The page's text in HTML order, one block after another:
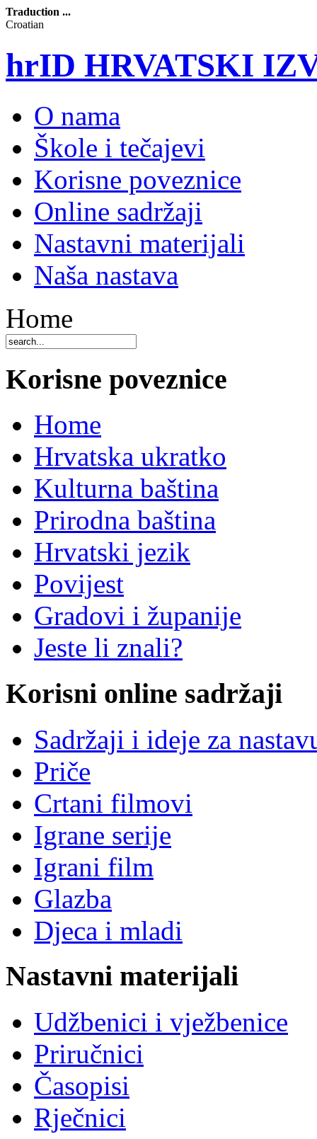
Traduction ...
Croatian
hrID HRVATSKI
O nama
Škole i tečajevi
Korisne poveznice
Online sadržaji
Nastavni materijali
Naša nastava
Home
Korisne poveznice
Home
Hrvatska ukratko
Kulturna baština
Prirodna baština
Hrvatski jezik
Povijest
Gradovi i županije
Jeste li znali?
Korisni online sadržaji
Sadržaji i ideje za
Priče
Crtani filmovi
Igrane serije
Igrani film
Glazba
Djeca i mladi
Nastavni materijali
Udžbenici i vježbenice
Priručnici
Časopisi
Rječnici